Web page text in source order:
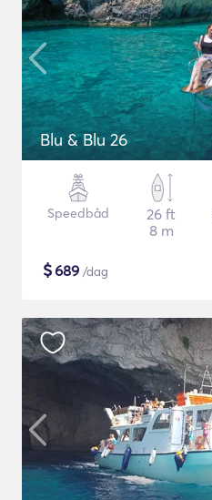
Blu & Blu 26
Speedbåd
26 ft
8 m
$689 /dag